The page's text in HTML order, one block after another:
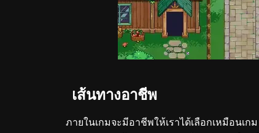
เส้นทางอาชีพ
ภายในเกมจะมีอาชีพให้เราได้เลือกเหมือนเกม